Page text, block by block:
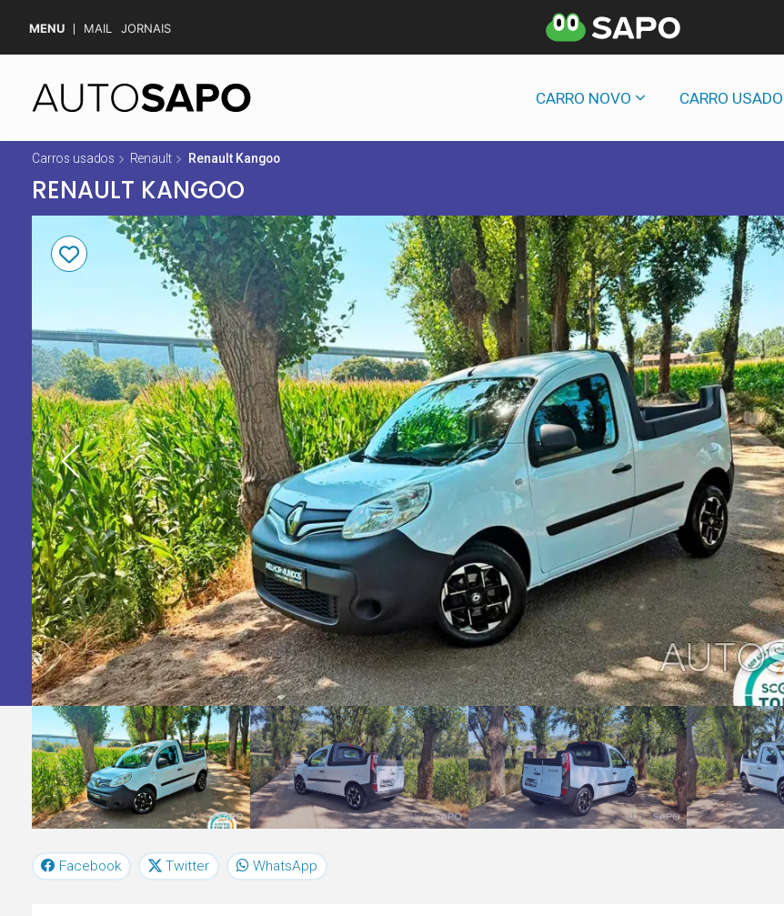
MENU MAIL JORNAIS
CARRO NOVO CARRO USADO
Carros usados Renault Renault Kangoo
RENAULT KANGOO
Facebook Twitter WhatsApp